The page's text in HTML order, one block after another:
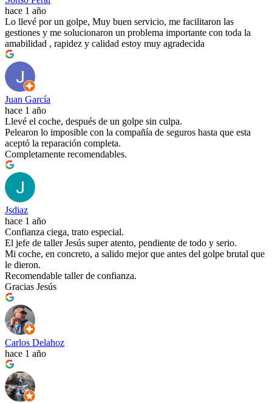
hace 1 año
Lo llevé por un golpe, Muy buen servicio, me facilitaron las
gestiones y me solucionaron un problema importante con toda la
amabilidad , rapidez y calidad estoy muy agradecida
Juan García
hace 1 año
Llevé el coche, después de un golpe sin culpa.
Pelearon lo imposible con la compañía de seguros hasta que esta
aceptó la reparación completa.
Completamente recomendables.
Jsdiaz
hace 1 año
Confianza ciega, trato especial.
El jefe de taller Jesús super atento, pendiente de todo y serio.
Mi coche, en concreto, a salido mejor que antes del golpe brutal que
le dieron.
Recomendable taller de confianza.
Gracias Jesús
Carlos Delahoz
hace 1 año